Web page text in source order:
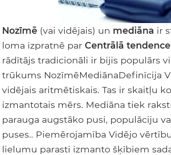
Nozīmē (vai vidējais) un mediāna ir
loma izpratnē par Centrālā tendence
rādītājs tradicionāli ir bijis populārs
trūkums NozīmēMediānaDefinīcija
vidējais aritmētiskais. Tas ir skaitļu
izmantotais mērs. Mediāna tiek
parauga augstāko pusi, populāciju
puses.. Piemērojamība Vidējo
lielumu parasti izmanto šķībiem